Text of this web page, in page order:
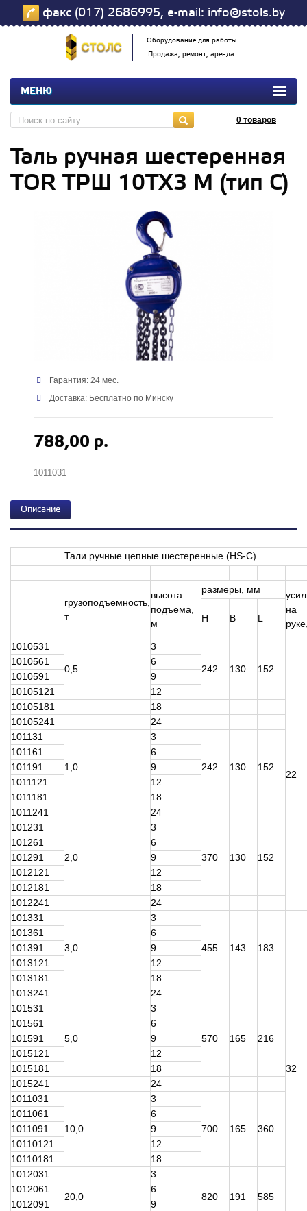
факс (017) 2686995, e-mail: info@stols.by
Оборудование для работы.
Продажа, ремонт, аренда.
МЕНЮ
0 товаров
Таль ручная шестеренная
TOR ТРШ 10ТХ3 М (тип C)
Гарантия: 24 мес.
Доставка: Бесплатно по Минску
788,00 р.
1011031
Описание
Тали ручные цепные шестеренные (HS-C)
грузоподъемность,
т
высота
подъема,
м
размеры, мм
на
Н В L
1010531
0,5
3
242 130 152
22
1010561
6
1010591
9
10105121
12
10105181
18
10105241
24
101131
1,0
3
242 130 152
101161
6
101191
9
1011121
12
1011181
18
1011241
24
101231
2,0
3
370 130 152
101261
6
101291
9
1012121
12
1012181
18
1012241
24
101331
3,0
3
455 143 183
32
101361
6
101391
9
1013121
12
1013181
18
1013241
24
101531
5,0
3
570 165 216
101561
6
101591
9
1015121
12
1015181
18
1015241
24
1011031
10,0
3
700 165 360
1011061
6
1011091
9
10110121
12
10110181
18
1012031
20,0
3
820 191 585
1012061
6
1012091
9